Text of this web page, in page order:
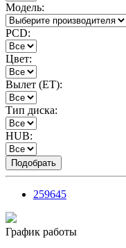
Модель:
PCD:
Цвет:
Вылет (ET):
Тип диска:
HUB:
259645
График работы